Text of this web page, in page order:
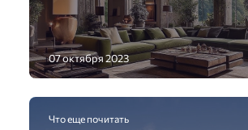
07 октября 2023
Что еще почитать